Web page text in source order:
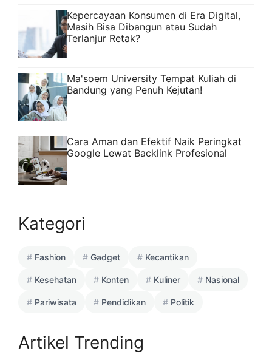
Kepercayaan Konsumen di Era Digital,
Masih Bisa Dibangun atau Sudah
Terlanjur Retak?
Ma'soem University Tempat Kuliah di
Bandung yang Penuh Kejutan!
Cara Aman dan Efektif Naik Peringkat
Google Lewat Backlink Profesional
Kategori
Fashion Gadget Kecantikan
Kesehatan Konten Kuliner Nasional
Pariwisata Pendidikan Politik
Artikel Trending